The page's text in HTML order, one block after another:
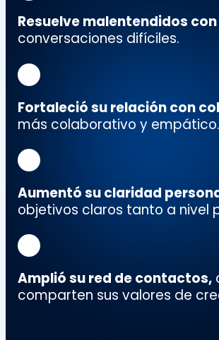
Resuelve malentendidos
conversaciones difíciles.
Fortaleció su relación con
más colaborativo y empático.
Aumentó su claridad
objetivos claros tanto a nivel
Amplió su red de contactos,
comparten sus valores de